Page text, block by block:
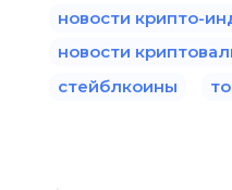
новости крипто-
новости
стейблкоины